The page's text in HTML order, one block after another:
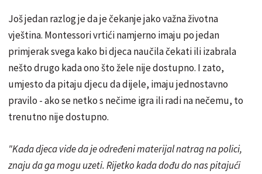
Još jedan razlog je da je čekanje jako važna životna
vještina. Montessori vrtići namjerno imaju po jedan
primjerak svega kako bi djeca naučila čekati ili izabrala
nešto drugo kada ono što žele nije dostupno. I zato,
umjesto da pitaju djecu da dijele, imaju jednostavno
pravilo - ako se netko s nečime igra ili radi na nečemu, to
trenutno nije dostupno.
"Kada djeca vide da je određeni materijal natrag na polici,
znaju da ga mogu uzeti. Rijetko kada dođu do nas pitajući